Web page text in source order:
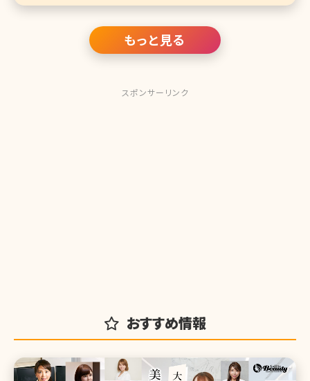
もっと見る
スポンサーリンク
おすすめ情報